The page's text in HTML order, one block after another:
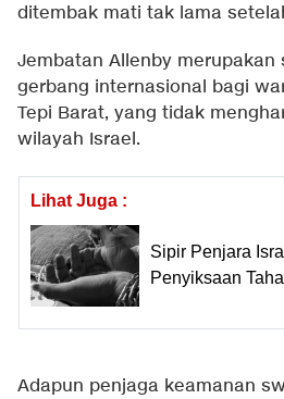
ditembak mati tak lama
Jembatan Allenby
gerbang internasional bagi
Tepi Barat, yang tidak
wilayah Israel.
Lihat Juga :
Sipir Penjara
Penyiksaan
Adapun penjaga keamanan